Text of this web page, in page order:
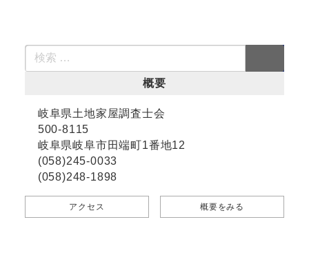
概要
岐阜県土地家屋調査士会
500-8115
岐阜県岐阜市田端町1番地12
(058)245-0033
(058)248-1898
アクセス 概要をみる